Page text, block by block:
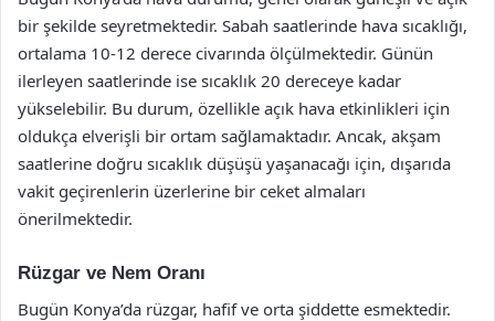
bir şekilde seyretmektedir. Sabah saatlerinde hava sıcaklığı,
ortalama 10-12 derece civarında ölçülmektedir. Günün
ilerleyen saatlerinde ise sıcaklık 20 dereceye kadar
yükselebilir. Bu durum, özellikle açık hava etkinlikleri için
oldukça elverişli bir ortam sağlamaktadır. Ancak, akşam
saatlerine doğru sıcaklık düşüşü yaşanacağı için, dışarıda
vakit geçirenlerin üzerlerine bir ceket almaları
önerilmektedir.
Rüzgar ve Nem Oranı
Bugün Konya’da rüzgar, hafif ve orta şiddette esmektedir.